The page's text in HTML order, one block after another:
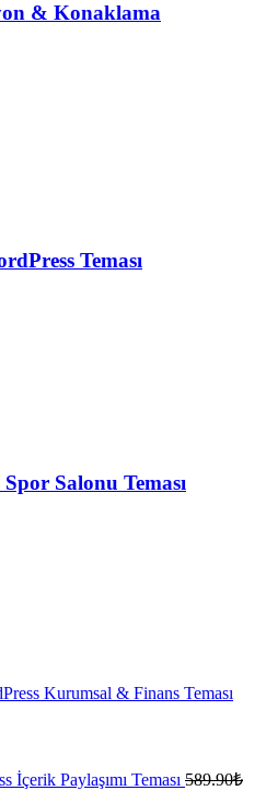
& Konaklama
Teması
Salonu Teması
Kurumsal & Finans Teması
İçerik Paylaşımı Teması 589.90₺